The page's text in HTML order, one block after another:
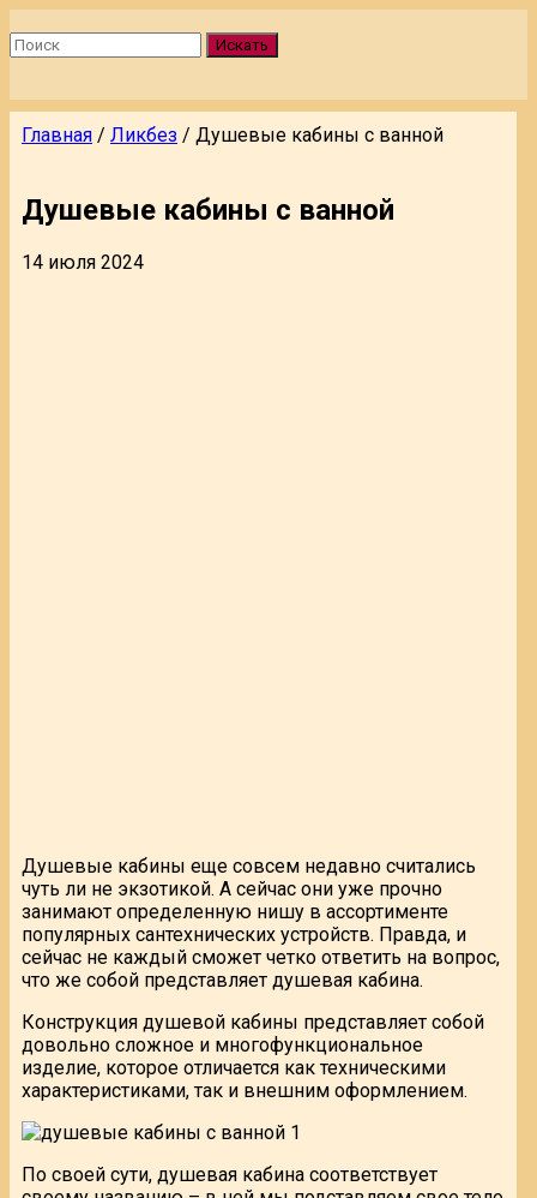
Искать
Главная / Ликбез / Душевые кабины с ванной
Душевые кабины с ванной
14 июля 2024
Душевые кабины еще совсем недавно считались
чуть ли не экзотикой. А сейчас они уже прочно
занимают определенную нишу в ассортименте
популярных сантехнических устройств. Правда, и
сейчас не каждый сможет четко ответить на вопрос,
что же собой представляет душевая кабина.
Конструкция душевой кабины представляет собой
довольно сложное и многофункциональное
изделие, которое отличается как техническими
характеристиками, так и внешним оформлением.
По своей сути, душевая кабина соответствует